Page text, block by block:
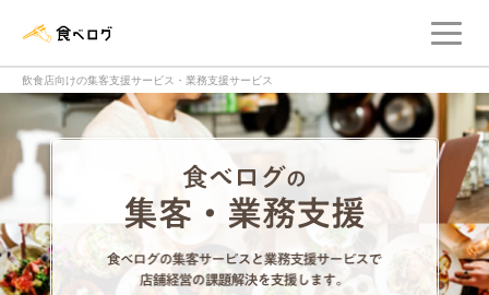
飲食店向けの集客支援サービス・業務支援サービス
食べログの集客
食べログの集